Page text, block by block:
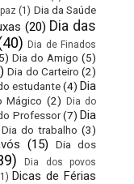
(1) Dia da Saúde
(20) Dia das
Dia de Finados
Dia do Amigo (5)
Dia do Carteiro (2)
estudante(4) Dia
Mágico (2)
Dia do
Professor (7) Dia
Dia do trabalho (3)
(15)
Dia dos
Dia dos povos
Dicas de Férias